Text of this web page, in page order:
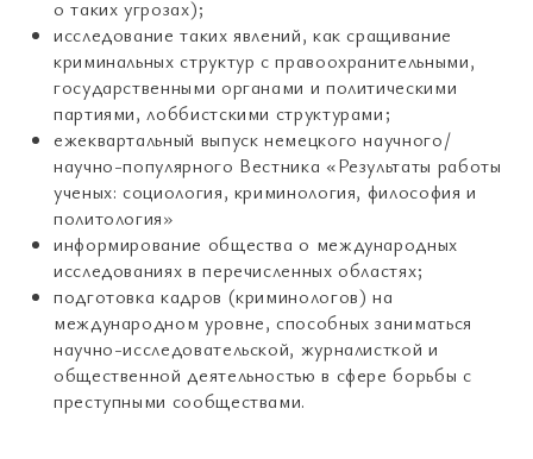
о таких угрозах);
исследование таких явлений, как сращивание
криминальных структур с правоохранительными,
государственными органами и политическими
партиями, лоббистскими структурами;
ежеквартальный выпуск немецкого научного/
научно-популярного Вестника «Результаты работы
ученых: социология, криминология, философия и
политология»
информирование общества о международных
исследованиях в перечисленных областях;
подготовка кадров (криминологов) на
международном уровне, способных заниматься
научно-исследовательской, журналисткой и
общественной деятельностью в сфере борьбы с
преступными сообществами.